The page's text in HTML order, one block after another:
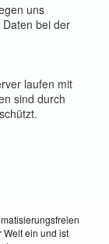
uns
bei der
laufen mit
sind durch
Welt ein und ist